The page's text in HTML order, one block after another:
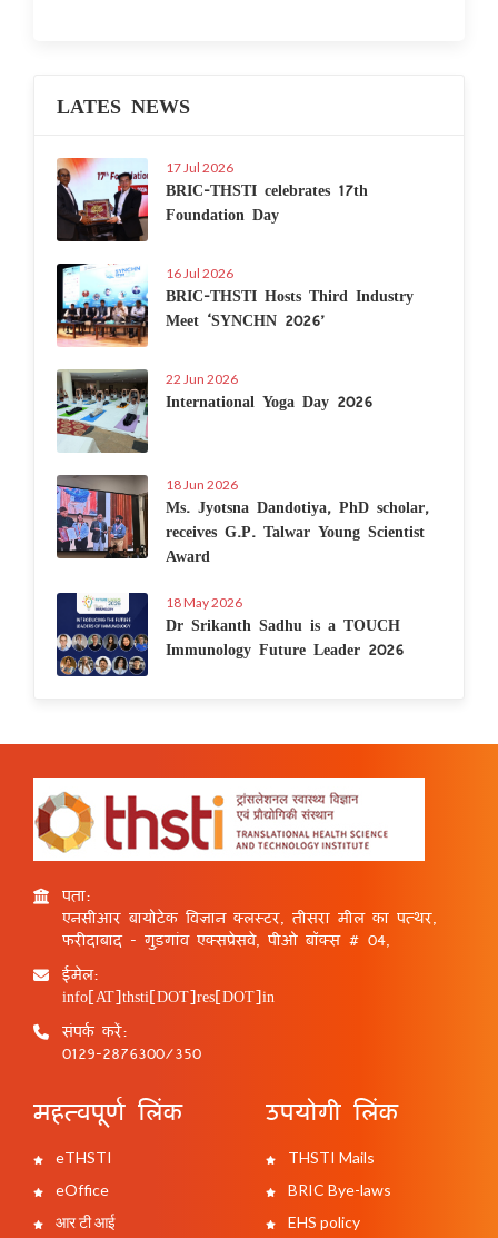
LATES NEWS
17 Jul 2026
BRIC-THSTI celebrates 17th
Foundation Day
16 Jul 2026
BRIC-THSTI Hosts Third Industry
Meet ‘SYNCHN 2026’
22 Jun 2026
International Yoga Day 2026
18 Jun 2026
Ms. Jyotsna Dandotiya, PhD scholar,
receives G.P. Talwar Young Scientist
Award
18 May 2026
Dr Srikanth Sadhu is a TOUCH
Immunology Future Leader 2026
पता:
एनसीआर बायोटेक विज्ञान क्लस्टर, तीसरा मील का पत्थर,
फरीदाबाद - गुड़गांव एक्सप्रेसवे, पीओ बॉक्स # 04,
ईमेल:
info[AT]thsti[DOT]res[DOT]in
संपर्क करें:
0129-2876300/350
महत्वपूर्ण लिंक
eTHSTI
eOffice
आर टी आई
उपयोगी लिंक
THSTI Mails
BRIC Bye-laws
EHS policy